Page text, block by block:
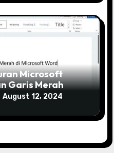
Microsoft
Garis Merah
August 12, 2024